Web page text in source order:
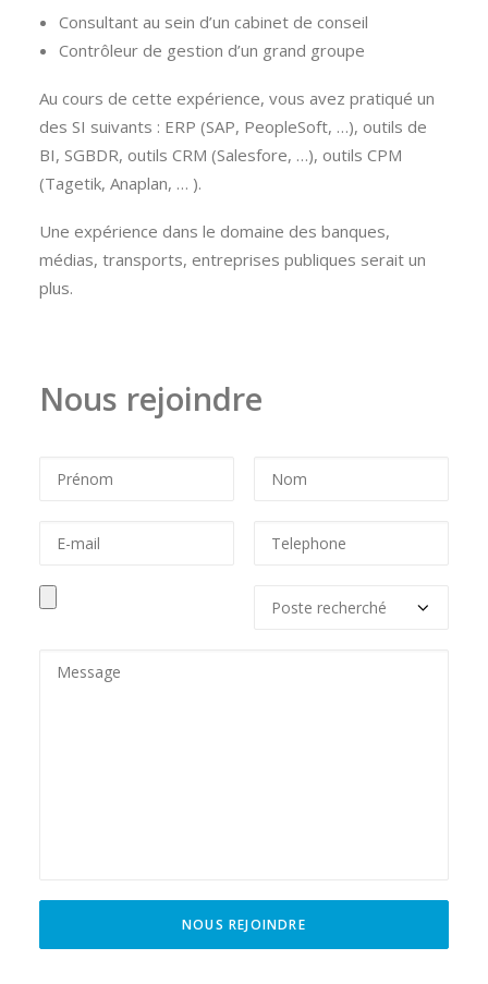
Consultant au sein d’un cabinet de conseil
Contrôleur de gestion d’un grand groupe
Au cours de cette expérience, vous avez pratiqué un
des SI suivants : ERP (SAP, PeopleSoft, …), outils de
BI, SGBDR, outils CRM (Salesfore, …), outils CPM
(Tagetik, Anaplan, … ).
Une expérience dans le domaine des banques,
médias, transports, entreprises publiques serait un
plus.
Nous rejoindre